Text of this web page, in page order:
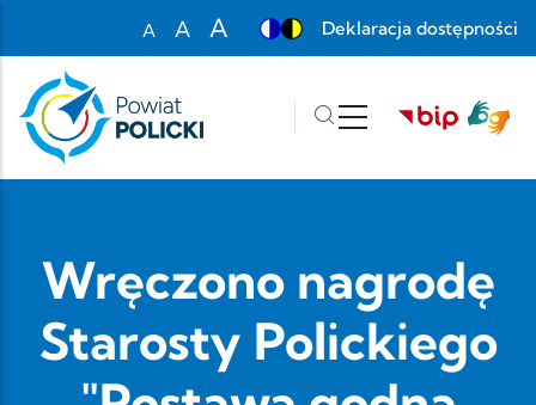
A
Set font size to 100%
A
A
Deklaracja dostępności
Wręczono nagrodę
Starosty Polickiego